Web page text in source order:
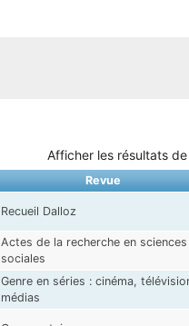
Afficher les résultats
Revue
Recueil Dalloz
Actes de la recherche en sciences
sociales
Genre en séries : cinéma,
médias